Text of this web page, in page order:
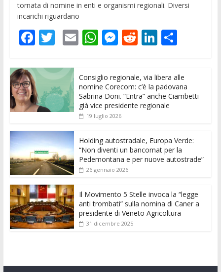
tornata di nomine in enti e organismi regionali. Diversi
incarichi riguardano
F
e
b
o
o
k
T
itt
er
E
l
W
at
s
A
p
M
e
n
g
R
di
t
Li
k
e
dI
C
n
di
vi
Consiglio regionale, via libera alle
nomine Corecom: c’è la padovana
Sabrina Doni. “Entra” anche Ciambetti
già vice presidente regionale
19 luglio 2026
Holding autostradale, Europa Verde:
“Non diventi un bancomat per la
Pedemontana e per nuove autostrade”
26 gennaio 2026
Il Movimento 5 Stelle invoca la “legge
anti trombati” sulla nomina di Caner a
presidente di Veneto Agricoltura
31 dicembre 2025